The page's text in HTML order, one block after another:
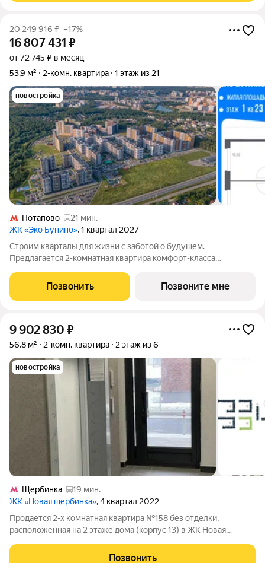
20 249 916₽ –17%
16 807 431 ₽
от 72 745 ₽ в месяц
53,9 м²
2-комн. квартира 1 этаж из 21
новостройка
Потапово
21 мин.
ЖК «Эко Бунино», 1 квартал 2027
Строим кварталы для жизни с заботой о будущем.
Предлагается 2-комнатная квартира комфорт-класса
жилом комплексе "Эко Бунино".Застройщик сдает квартиры с
отделкой в нескольких вариантах:
Позвонить Позвоните мне
9 902 830 ₽
56,8 м² 2-комн. квартира 2 этаж из 6
новостройка
Щербинка
19 мин.
ЖК «Новая щербинка», 4 квартал 2022
Продается 2-х комнатная квартира №158 без отделки,
расположенная на 2 этаже дома (корпус 13) в ЖК Новая
СКИДКИ ДО 10%. Эксклюзивный дом комфорт-
Позвонить